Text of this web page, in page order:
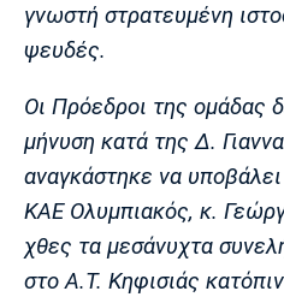
Ίντερ
Μπορούσια
Ντόρτμουντ
Παρί
γνωστή στρατευμένη
ψευδές.
Οι Πρόεδροι της ομάδας
μήνυση κατά της Δ.
αναγκάστηκε να
ΚΑΕ Ολυμπιακός, κ.
χθες τα μεσάνυχτα
στο Α.Τ. Κηφισιάς